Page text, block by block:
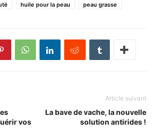
huile pour la peau peau grasse
vos
Article suivant
La bave de vache, la nouvelle
solution antirides !